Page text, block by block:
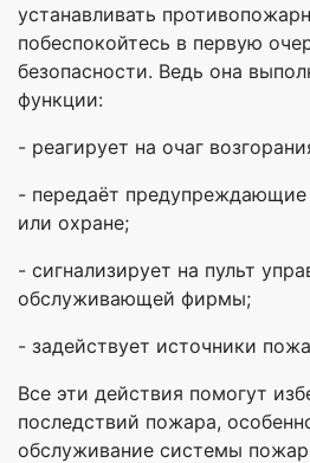
устанавливать
побеспокойтесь в первую
безопасности. Ведь она
функции:
- реагирует на очаг
- передаёт предупреждающие
или охране;
- сигнализирует на пульт
обслуживающей фирмы;
- задействует источники
Все эти действия помогут
последствий пожара,
обслуживание системы